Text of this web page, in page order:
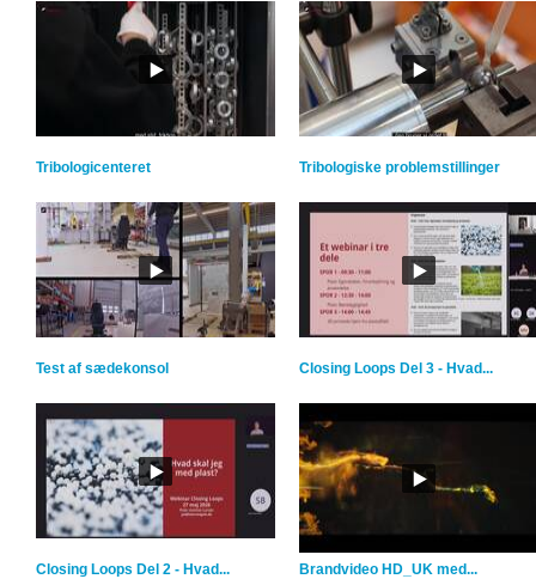
Tribologicenteret Tribologiske problemstillinger
Test af sædekonsol Closing Loops Del 3 - Hvad...
Closing Loops Del 2 - Hvad... Brandvideo HD_UK med...